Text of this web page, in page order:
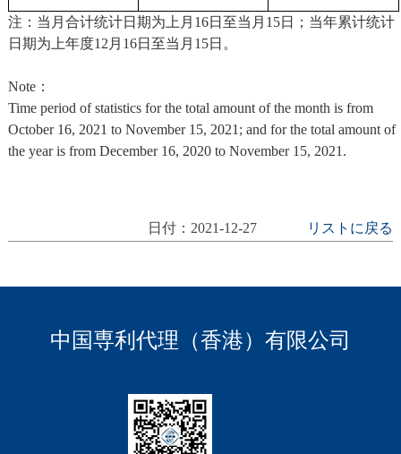
注：当月合计统计日期为上月16日至当月15日；当年累计统计
日期为上年度12月16日至当月15日。
Note：
Time period of statistics for the total amount of the month is from
October 16, 2021 to November 15, 2021; and for the total amount of
the year is from December 16, 2020 to November 15, 2021.
日付：2021-12-27 リストに戻る
中国専利代理（香港）有限公司